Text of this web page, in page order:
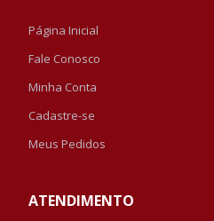
Página Inicial
Fale Conosco
Minha Conta
Cadastre-se
Meus Pedidos
ATENDIMENTO